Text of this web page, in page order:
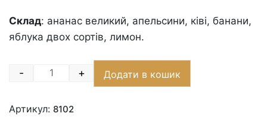
Склад: ананас великий, апельсини, ківі, банани,
яблука двох сортів, лимон.
Quantity
- + Додати в кошик
Артикул: 8102